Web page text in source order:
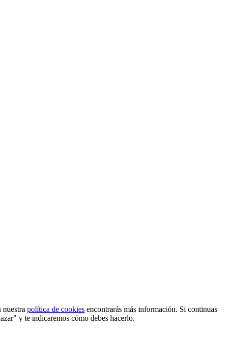
política de cookies encontrarás más información. Si continuas
y te indicaremos cómo debes hacerlo.